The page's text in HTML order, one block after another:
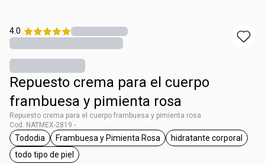
4.0
Repuesto crema para el cuerpo
frambuesa y pimienta rosa
Repuesto crema para el cuerpo frambuesa y pimienta rosa
Cod. NATMEX-2819 -
etiqueta Tododia
Tododia
etiqueta Frambuesa y Pimienta Rosa
Frambuesa y Pimienta Rosa
etiqueta
hidratante corporal
etiqueta todo tipo de piel
todo tipo de piel